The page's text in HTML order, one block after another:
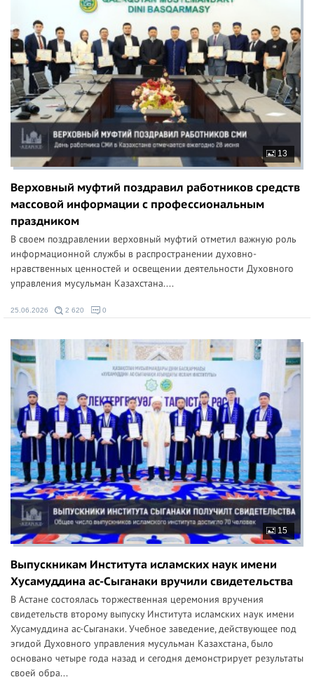
13
Верховный муфтий поздравил работников средств
массовой информации с профессиональным
праздником
В своем поздравлении верховный муфтий отметил важную роль
информационной службы в распространении духовно-
нравственных ценностей и освещении деятельности Духовного
управления мусульман Казахстана....
25.06.2026 2 620 0
15
Выпускникам Института исламских наук имени
Хусамуддина ас-Сыганаки вручили свидетельства
В Астане состоялась торжественная церемония вручения
свидетельств второму выпуску Института исламских наук имени
Хусамуддина ас-Сыганаки. Учебное заведение, действующее под
эгидой Духовного управления мусульман Казахстана, было
основано четыре года назад и сегодня демонстрирует результаты
своей обра...